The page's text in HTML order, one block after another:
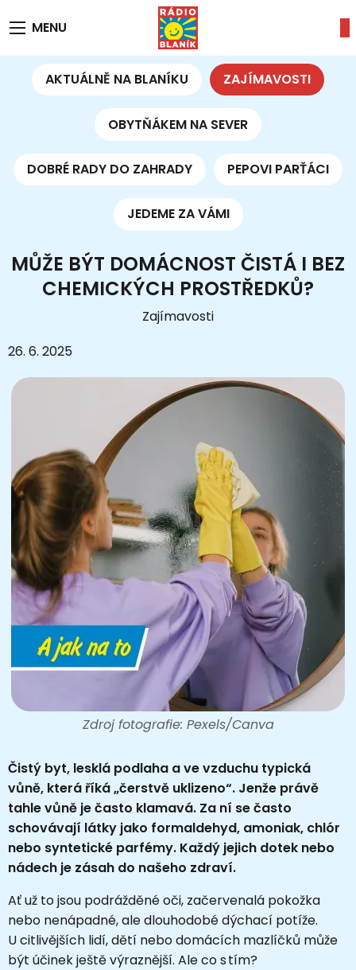
MENU
AKTUÁLNĚ NA BLANÍKU ZAJÍMAVOSTI
OBYTŇÁKEM NA SEVER
DOBRÉ RADY DO ZAHRADY PEPOVI PARŤÁCI
JEDEME ZA VÁMI
MŮŽE BÝT DOMÁCNOST ČISTÁ I BEZ
CHEMICKÝCH PROSTŘEDKŮ?
Zajímavosti
26. 6. 2025
Zdroj fotografie: Pexels/Canva
Čistý byt, lesklá podlaha a ve vzduchu typická
vůně, která říká „čerstvě uklizeno“. Jenže právě
tahle vůně je často klamavá. Za ní se často
schovávají látky jako formaldehyd, amoniak, chlór
nebo syntetické parfémy. Každý jejich dotek nebo
nádech je zásah do našeho zdraví.
Ať už to jsou podrážděné oči, začervenalá pokožka
nebo nenápadné, ale dlouhodobé dýchací potíže.
U citlivějších lidí, dětí nebo domácích mazlíčků může
být účinek ještě výraznější. Ale co s tím?